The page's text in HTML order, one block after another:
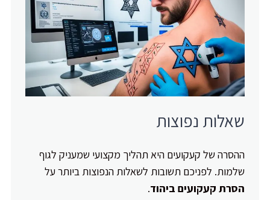
שאלות נפוצות
ההסרה של קעקועים היא תהליך מקצועי שמעניק לגוף
שלמות. לפניכם תשובות לשאלות הנפוצות ביותר על
הסרת קעקועים ביהוד.